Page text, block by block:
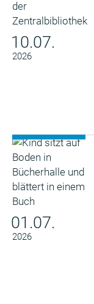
10.07.
2026
01.07.
2026